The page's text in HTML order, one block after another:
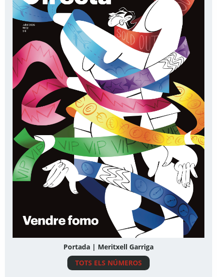
Portada | Meritxell Garriga
TOTS ELS NÚMEROS